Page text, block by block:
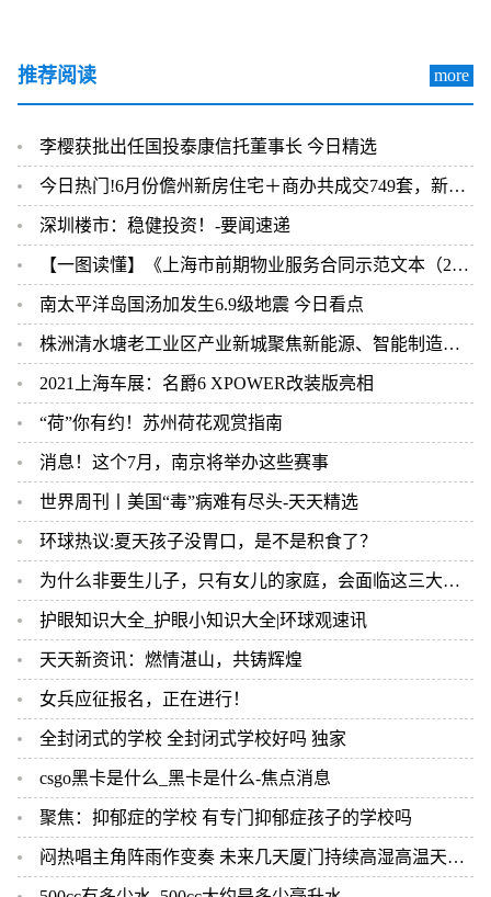
推荐阅读 more
李樱获批出任国投泰康信托董事长 今日精选
今日热门!6月份儋州新房住宅＋商办共成交749套，新湾沁园、保利中心领跑！
深圳楼市：稳健投资！-要闻速递
【一图读懂】《上海市前期物业服务合同示范文本（2023版酬金制）》等四个示范文本修订说明|全球速看料
南太平洋岛国汤加发生6.9级地震 今日看点
株洲清水塘老工业区产业新城聚焦新能源、智能制造等产业导入 时讯
2021上海车展：名爵6 XPOWER改装版亮相
“荷”你有约！苏州荷花观赏指南
消息！这个7月，南京将举办这些赛事
世界周刊丨美国“毒”病难有尽头-天天精选
环球热议:夏天孩子没胃口，是不是积食了？
为什么非要生儿子，只有女儿的家庭，会面临这三大难题，很现实！ 环球速看
护眼知识大全_护眼小知识大全|环球观速讯
天天新资讯：燃情湛山，共铸辉煌
女兵应征报名，正在进行！
全封闭式的学校 全封闭式学校好吗 独家
csgo黑卡是什么_黑卡是什么-焦点消息
聚焦：抑郁症的学校 有专门抑郁症孩子的学校吗
闷热唱主角阵雨作变奏 未来几天厦门持续高湿高温天气 环球热闻